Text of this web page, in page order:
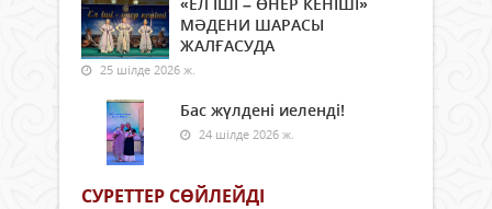
МӘДЕНИ ШАРАСЫ
ЖАЛҒАСУДА
25 шілде 2026 ж.
Бас жүлдені иеленді!
24 шілде 2026 ж.
СУРЕТТЕР СӨЙЛЕЙДI